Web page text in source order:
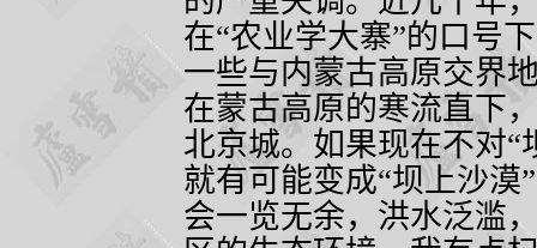
在“农业学大寨”的口号
一些与内蒙古高原交界
在蒙古高原的寒流直下
北京城。如果现在不对
就有可能变成“坝上沙
会一览无余，洪水泛滥